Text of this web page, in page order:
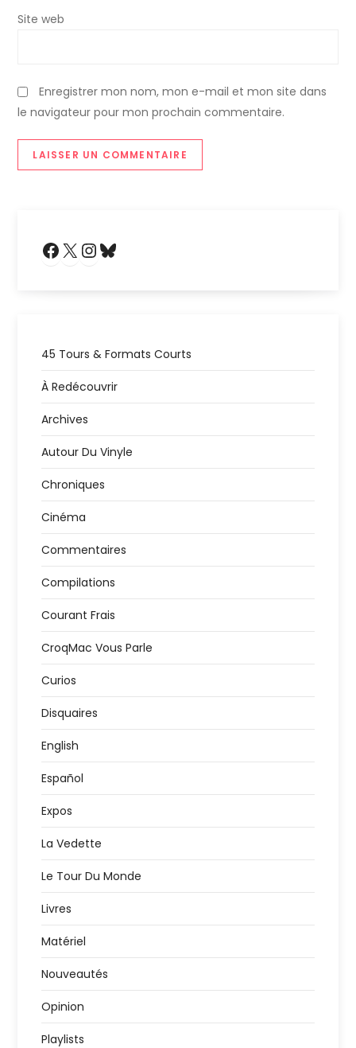
Site web
Enregistrer mon nom, mon e-mail et mon site dans
le navigateur pour mon prochain commentaire.
Facebook
X Instagram
45 Tours & Formats Courts
À Redécouvrir
Archives
Autour Du Vinyle
Chroniques
Cinéma
Commentaires
Compilations
Courant Frais
CroqMac Vous Parle
Curios
Disquaires
English
Español
Expos
La Vedette
Le Tour Du Monde
Livres
Matériel
Nouveautés
Opinion
Playlists